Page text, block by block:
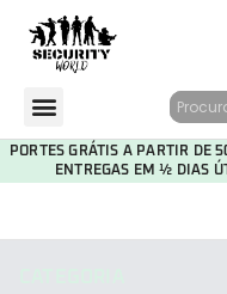
PORTES GRÁTIS A PARTIR DE
ENTREGAS EM ½ DIAS